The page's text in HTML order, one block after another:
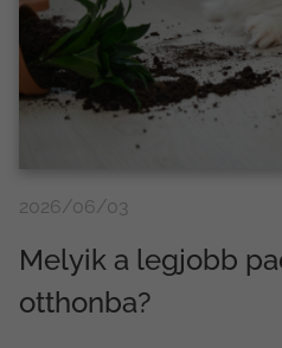
2026/06/03
Melyik a legjobb
otthonba?